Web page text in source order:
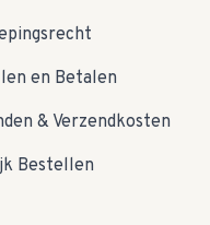
en Betalen
& Verzendkosten
Bestellen